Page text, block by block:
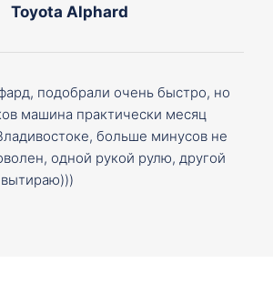
Toyota Alphard
подобрали очень быстро, но
машина практически месяц
больше минусов не
одной рукой рулю, другой